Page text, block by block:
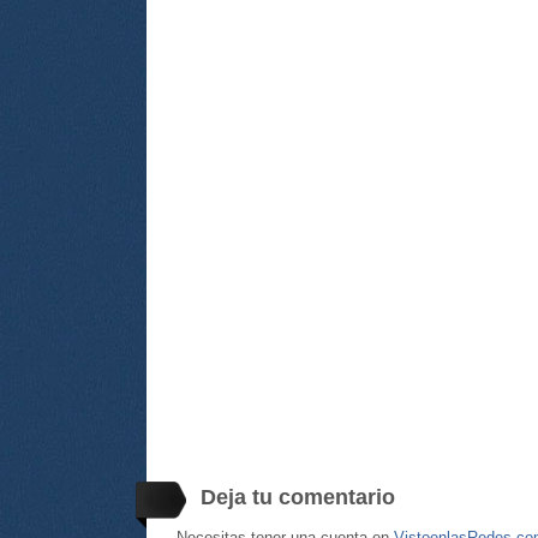
Deja tu comentario